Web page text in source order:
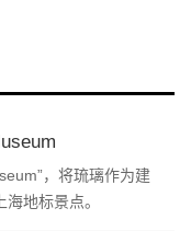
，将琉璃作为建
地标景点。